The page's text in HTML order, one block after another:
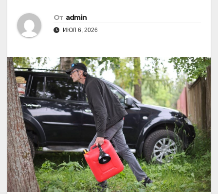
От admin
ИЮЛ 6, 2026